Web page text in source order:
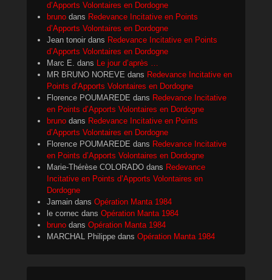
d’Apports Volontaires en Dordogne
bruno dans Redevance Incitative en Points
d’Apports Volontaires en Dordogne
Jean tonoir dans Redevance Incitative en Points
d’Apports Volontaires en Dordogne
Marc E. dans Le jour d’après …
MR BRUNO NOREVE dans Redevance Incitative en
Points d’Apports Volontaires en Dordogne
Florence POUMAREDE dans Redevance Incitative
en Points d’Apports Volontaires en Dordogne
bruno dans Redevance Incitative en Points
d’Apports Volontaires en Dordogne
Florence POUMAREDE dans Redevance Incitative
en Points d’Apports Volontaires en Dordogne
Marie-Thérèse COLORADO dans Redevance
Incitative en Points d’Apports Volontaires en
Dordogne
Jamain dans Opération Manta 1984
le cornec dans Opération Manta 1984
bruno dans Opération Manta 1984
MARCHAL Philippe dans Opération Manta 1984